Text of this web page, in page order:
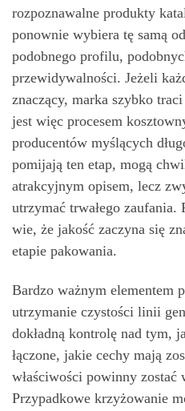
rozpoznawalne produkty
ponownie wybiera tę samą
podobnego profilu,
przewidywalności. Jeżeli
znaczący, marka szybko
jest więc procesem
producentów myślących
pomijają ten etap, mogą
atrakcyjnym opisem, lecz
utrzymać trwałego zaufania.
wie, że jakość zaczyna się
etapie pakowania.
Bardzo ważnym elementem
utrzymanie czystości linii
dokładną kontrolę nad tym,
łączone, jakie cechy mają
właściwości powinny zostać
Przypadkowe krzyżowanie